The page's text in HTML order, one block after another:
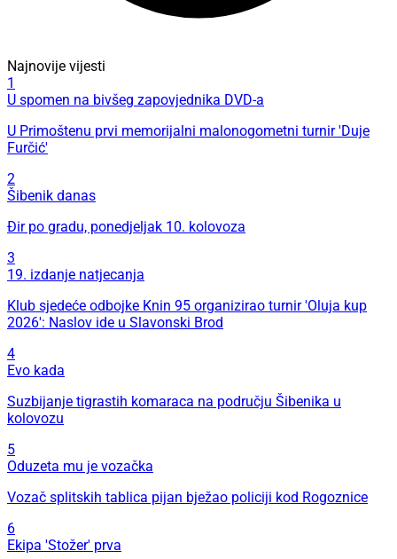
Najnovije vijesti
1
U spomen na bivšeg zapovjednika DVD-a
U Primoštenu prvi memorijalni malonogometni turnir 'Duje
Furčić'
2
Šibenik danas
Đir po gradu, ponedjeljak 10. kolovoza
3
19. izdanje natjecanja
Klub sjedeće odbojke Knin 95 organizirao turnir 'Oluja kup
2026': Naslov ide u Slavonski Brod
4
Evo kada
Suzbijanje tigrastih komaraca na području Šibenika u
kolovozu
5
Oduzeta mu je vozačka
Vozač splitskih tablica pijan bježao policiji kod Rogoznice
6
Ekipa 'Stožer' prva